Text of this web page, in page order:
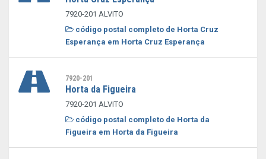
7920-201 ALVITO
código postal completo de Horta Cruz
Esperança em Horta Cruz Esperança
7920-201
Horta da Figueira
7920-201 ALVITO
código postal completo de Horta da
Figueira em Horta da Figueira